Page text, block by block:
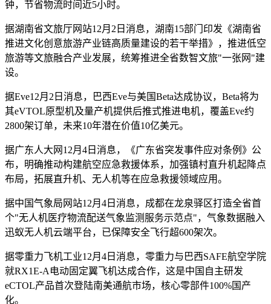
钟，节省物流时间近5小时。
据湖南省文旅厅网站12月2日消息，湖南15部门印发《湖南省
推进文化创意旅游产业链高质量建设的若干举措》，推进低空
旅游等文旅融合产业发展，统筹推进全省数智文旅"一张网"建
设。
据Eve12月2日消息，巴西Eve与美国Beta达成协议，Beta将为
其eVTOL原型机及量产机提供后推式推进电机，覆盖Eve约
2800架订单，未来10年潜在价值10亿美元。
据广东人大网12月4日消息，《广东省突发事件应对条例》公
布，明确推动构建航空应急救援体系，加强镇村直升机起降点
布局，拓展直升机、无人机等在应急救援领域应用。
据中国气象局网站12月4日消息，成都在龙泉驿区打造全省首
个"无人机医疗物流配送气象监测服务示范点"，气象数据融入
迅蚁无人机云端平台，已保障安全飞行超600架次。
据零重力飞机工业12月4日消息，零重力与巴西SAFE航空学院
就RX1E-A电动固定翼飞机达成合作，这是中国自主研发
eCTOL产品首次登陆南美通航市场，核心零部件100%国产
化。